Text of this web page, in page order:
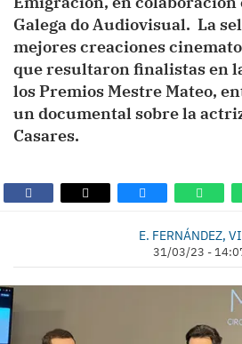
Galega do Audiovisual. La
mejores creaciones
que resultaron finalistas en
los Premios Mestre Mateo,
un documental sobre la
Casares.
E. FERNÁNDEZ,
31/03/23 -